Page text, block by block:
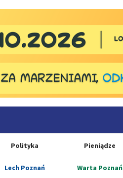
Polityka Pieniądze
Lech Poznań Warta Poznań